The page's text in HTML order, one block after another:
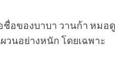
ชื่อของบาบา วานก้า หมอดู
นอย่างหนัก โดยเฉพาะ